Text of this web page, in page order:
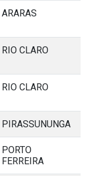
ARARAS
RIO CLARO
RIO CLARO
PIRASSUNUNGA
PORTO
FERREIRA